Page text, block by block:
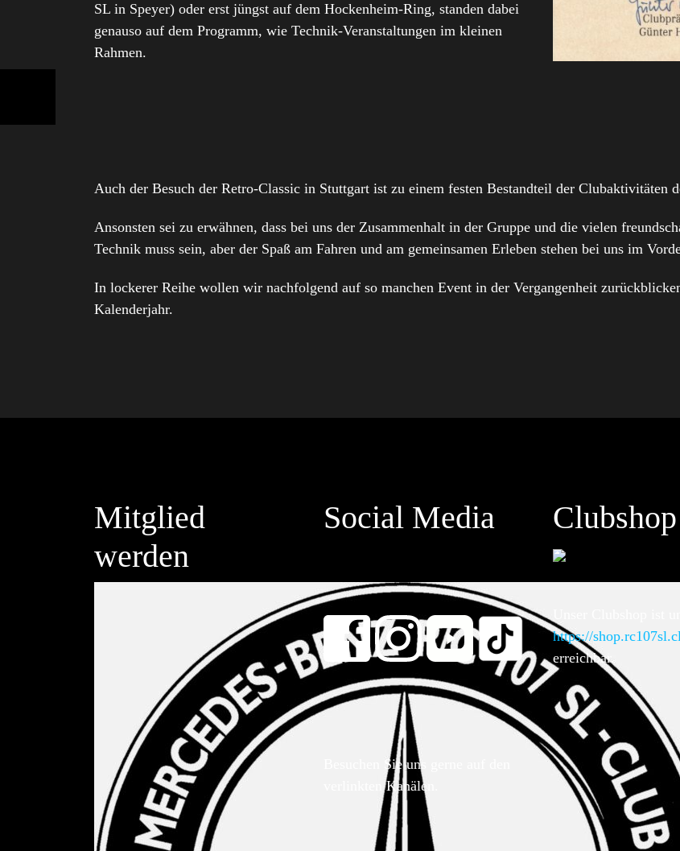
SL in Speyer) oder erst jüngst auf dem Hockenheim-Ring, standen dabei
genauso auf dem Programm, wie Technik-Veranstaltungen im kleinen
Rahmen.
Auch der Besuch der Retro-Classic in Stuttgart ist zu einem festen Bestandteil der Clubaktivitäten
Ansonsten sei zu erwähnen, dass bei uns der Zusammenhalt in der Gruppe und die vielen
Technik muss sein, aber der Spaß am Fahren und am gemeinsamen Erleben stehen bei uns im
In lockerer Reihe wollen wir nachfolgend auf so manchen Event in der Vergangenheit
Kalenderjahr.
Mitglied
werden
Social Media
Besuchen Sie uns gerne auf den
verlinkten Kanälen.
Clubshop
https://
erreichbar.